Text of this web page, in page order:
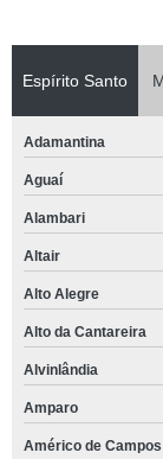
Espírito Santo
Adamantina
Aguaí
Alambari
Altair
Alto Alegre
Alto da Cantareira
Alvinlândia
Amparo
Américo de Campos